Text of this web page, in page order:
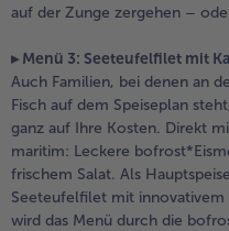
alle Süßspeisen
alle Obst
Wein
alle Wein &
alle
alle bofrost*high
alle bofrost*plus.
auf der Zunge zergehen –
▸ Menü 3: Seeteufelfilet mit
Auch Familien, bei denen an
Fisch auf dem Speiseplan
ganz auf Ihre Kosten. Direkt
maritim: Leckere
frischem Salat. Als
Seeteufelfilet mit
wird das Menü durch die